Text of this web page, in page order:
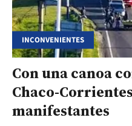
INCONVENIENTES
Con una canoa
Chaco-
manifestantes